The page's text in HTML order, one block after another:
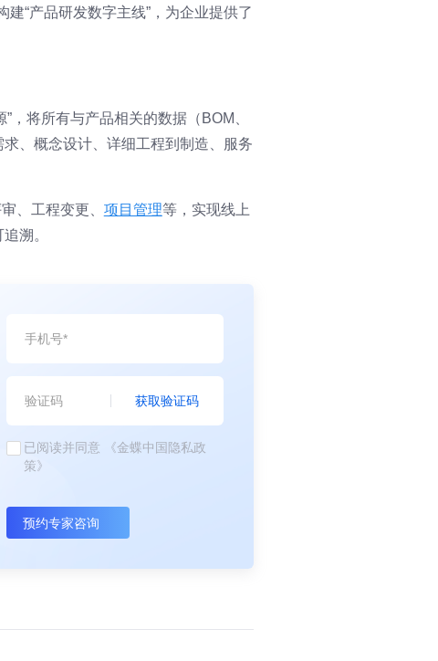
“产品研发数字主线”，为企业提供了
将所有与产品相关的数据（BOM、
、概念设计、详细工程到制造、服务
、工程变更、 项目管理等，实现线上
溯。
获取验证码
已阅读并同意
《金蝶中国隐私政
策》
预约专家咨询